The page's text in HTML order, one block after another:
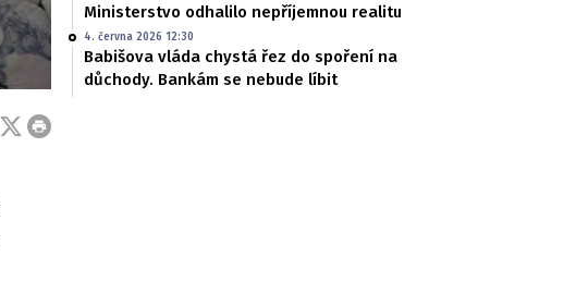
Ministerstvo odhalilo nepříjemnou realitu
4. června 2026 12:30
Babišova vláda chystá řez do spoření na
důchody. Bankám se nebude líbit